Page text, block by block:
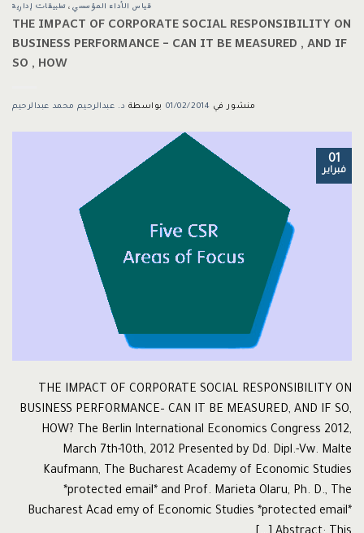
قياس الأداء المؤسسي، تطبيقات إدارية
THE IMPACT OF CORPORATE SOCIAL RESPONSIBILITY ON
BUSINESS PERFORMANCE – CAN IT BE MEASURED , AND IF
SO , HOW
منشور في 01/02/2014 بواسطة د. عبدالرحيم محمد عبدالرحيم
01
فبراير
THE IMPACT OF CORPORATE SOCIAL RESPONSIBILITY ON
BUSINESS PERFORMANCE– CAN IT BE MEASURED, AND IF SO,
HOW? The Berlin International Economics Congress 2012,
March 7th-10th, 2012 Presented by Dd. Dipl.-Vw. Malte
Kaufmann, The Bucharest Academy of Economic Studies
*protected email* and Prof. Marieta Olaru, Ph. D., The
Bucharest Acad emy of Economic Studies *protected email*